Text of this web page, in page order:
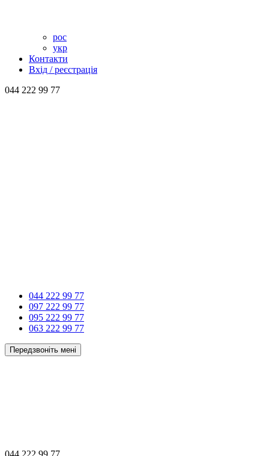
рос
укр
Контакти
Вхід / реєстрація
044 222 99 77
044 222 99 77
097 222 99 77
095 222 99 77
063 222 99 77
Передзвоніть мені
044 222 99 77